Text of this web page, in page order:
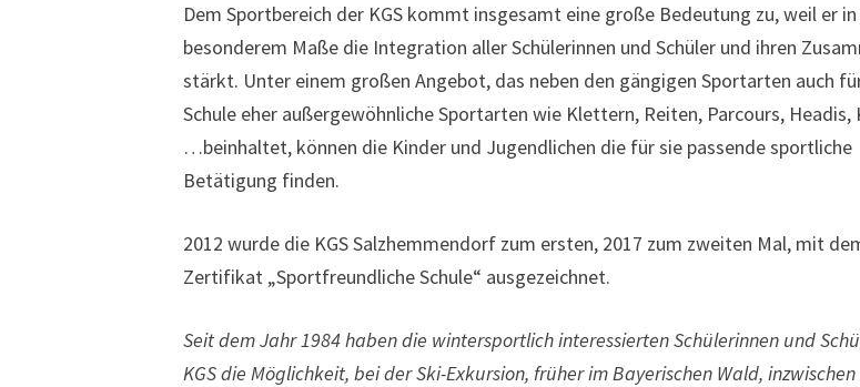
Dem Sportbereich der KGS kommt insgesamt eine große Bedeutung zu, weil er in
besonderem Maße die Integration aller Schülerinnen und Schüler und ihren
stärkt. Unter einem großen Angebot, das neben den gängigen Sportarten auch
Schule eher außergewöhnliche Sportarten wie Klettern, Reiten, Parcours, Headis,
…beinhaltet, können die Kinder und Jugendlichen die für sie passende sportliche
Betätigung finden.
2012 wurde die KGS Salzhemmendorf zum ersten, 2017 zum zweiten Mal, mit
Zertifikat „Sportfreundliche Schule“ ausgezeichnet.
Seit dem Jahr 1984 haben die wintersportlich interessierten Schülerinnen und
KGS die Möglichkeit, bei der Ski-Exkursion, früher im Bayerischen Wald,